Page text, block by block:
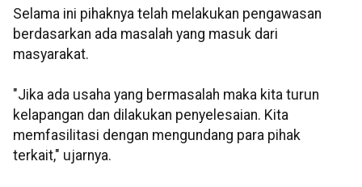
Selama ini pihaknya telah melakukan pengawasan
berdasarkan ada masalah yang masuk dari
masyarakat.
"Jika ada usaha yang bermasalah maka kita turun
kelapangan dan dilakukan penyelesaian. Kita
memfasilitasi dengan mengundang para pihak
terkait," ujarnya.